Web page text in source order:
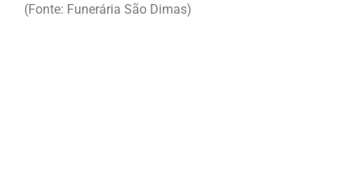
(Fonte: Funerária São Dimas)